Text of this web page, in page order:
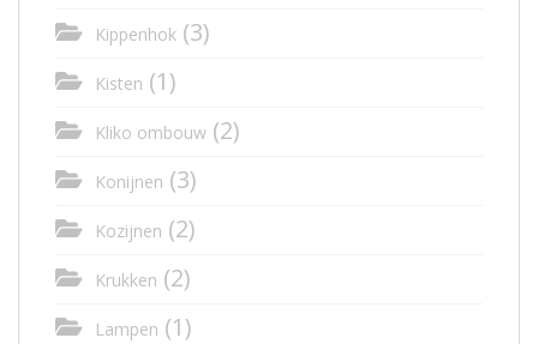
Kippenhok (3)
Kisten (1)
Kliko ombouw (2)
Konijnen (3)
Kozijnen (2)
Krukken (2)
Lampen (1)